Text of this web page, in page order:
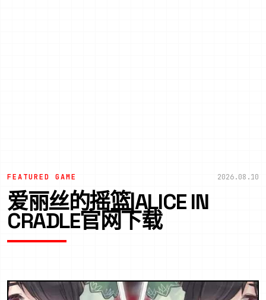
FEATURED GAME 2026.08.10
爱丽丝的摇篮|ALICE IN
CRADLE官网下载